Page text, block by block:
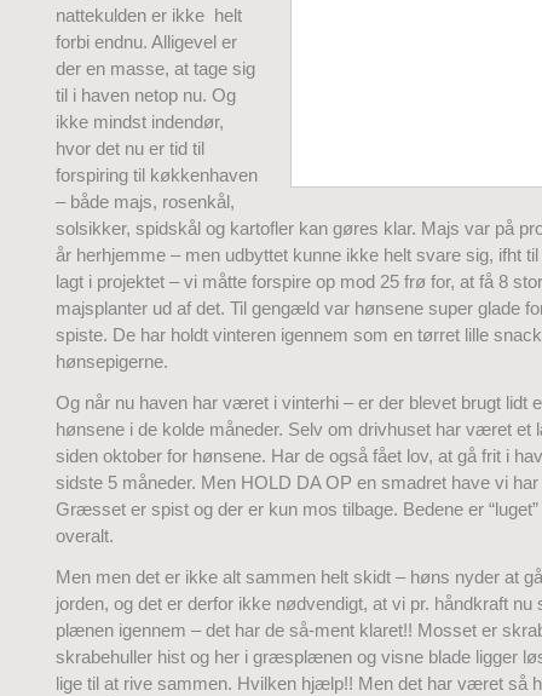
nattekulden er ikke helt
forbi endnu. Alligevel er
der en masse, at tage sig
til i haven netop nu. Og
ikke mindst indendør,
hvor det nu er tid til
forspiring til køkkenhaven
– både majs, rosenkål,
solsikker, spidskål og kartofler kan gøres klar. Majs var på
år herhjemme – men udbyttet kunne ikke helt svare sig, ifht
lagt i projektet – vi måtte forspire op mod 25 frø for, at få 8
majsplanter ud af det. Til gengæld var hønsene super glade
spiste. De har holdt vinteren igennem som en tørret lille
hønsepigerne.
Og når nu haven har været i vinterhi – er der blevet brugt lidt
hønsene i de kolde måneder. Selv om drivhuset har været
siden oktober for hønsene. Har de også fået lov, at gå frit i
sidste 5 måneder. Men HOLD DA OP en smadret have vi har
Græsset er spist og der er kun mos tilbage. Bedene er
overalt.
Men men det er ikke alt sammen helt skidt – høns nyder at
jorden, og det er derfor ikke nødvendigt, at vi pr. håndkraft nu
plænen igennem – det har de så-ment klaret!! Mosset er
skrabehuller hist og her i græsplænen og visne blade ligger
lige til at rive sammen. Hvilken hjælp!! Men det har været så